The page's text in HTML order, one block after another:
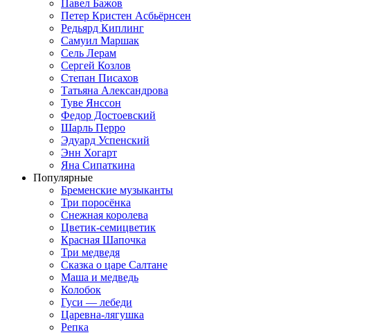
Павел Бажов
Петер Кристен Асбьёрнсен
Редьярд Киплинг
Самуил Маршак
Сель Лерам
Сергей Козлов
Степан Писахов
Татьяна Александрова
Туве Янссон
Федор Достоевский
Шарль Перро
Эдуард Успенский
Энн Хогарт
Яна Сипаткина
Популярные
Бременские музыканты
Три поросёнка
Снежная королева
Цветик-семицветик
Красная Шапочка
Три медведя
Сказка о царе Салтане
Маша и медведь
Колобок
Гуси — лебеди
Царевна-лягушка
Репка